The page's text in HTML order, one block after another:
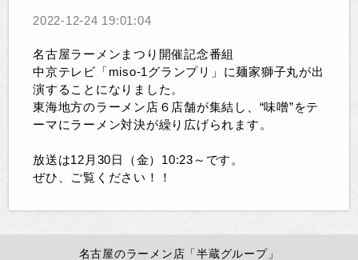
2022-12-24 19:01:04
名古屋ラーメンまつり開催記念番組
中京テレビ「miso-1グランプリ」に麺家獅子丸が出
演することになりました。
東海地方のラーメン店６店舗が集結し、“味噌”をテ
ーマにラーメン対決が繰り広げられます。
放送は12月30日（金）10:23～です。
ぜひ、ご覧ください！！
名古屋のラーメン店「半蔵グループ」